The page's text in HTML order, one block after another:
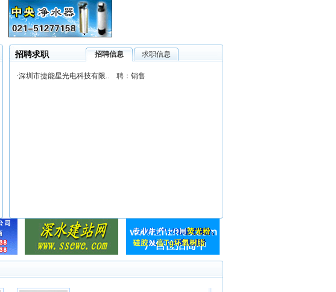
招聘求职 招聘信息 求职信息
·深圳市捷能星光电科技有限.. 聘： 销售